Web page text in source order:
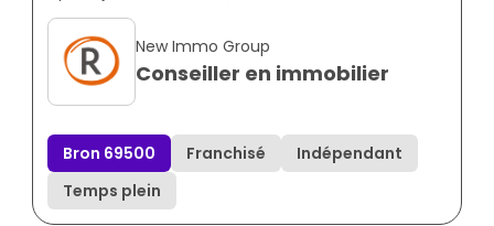
New Immo Group
Conseiller en immobilier
Bron 69500 Franchisé
Indépendant
Temps plein